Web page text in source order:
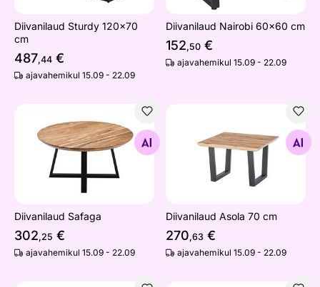
Diivanilaud Sturdy 120x70
cm
487,44 €
ajavahemikul 15.09 - 22.09
Diivanilaud Nairobi 60x60 cm
152,50 €
ajavahemikul 15.09 - 22.09
Diivanilaud Safaga
Otsi sarnaseid
Diivanilaud Safaga
302,25 €
ajavahemikul 15.09 - 22.09
Otsi sarnaseid
Diivanilaud Asola 70 cm
270,63 €
ajavahemikul 15.09 - 22.09